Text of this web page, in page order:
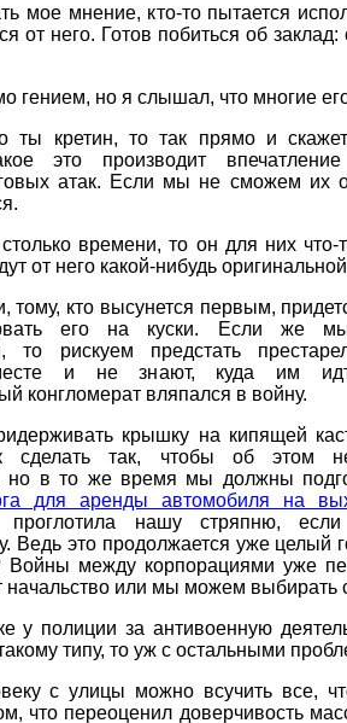
мое мнение, кто-то пытается
от него. Готов побиться об
гением, но я слышал, что многие
ты кретин, то так прямо и
это производит
атак. Если мы не сможем их
времени, то он для них что-
от него какой-нибудь
тому, кто высунется первым,
его на куски. Если же
то рискуем предстать
и не знают, куда им
конгломерат вляпался в войну.
крышку на кипящей
сделать так, чтобы об этом
но в то же время мы должны
для аренды автомобиля на
проглотила нашу стряпню,
Ведь это продолжается уже целый
Войны между корпорациями уже
начальство или мы можем выбирать
у полиции за антивоенную
типу, то уж с остальными
с улицы можно всучить все,
что переоценил доверчивость